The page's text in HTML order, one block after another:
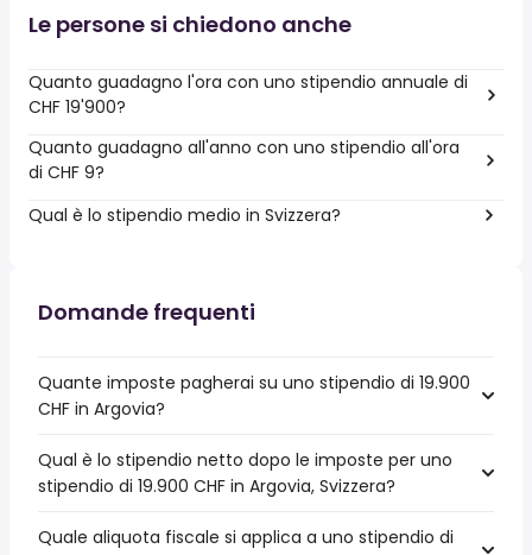
Le persone si chiedono anche
Quanto guadagno l'ora con uno stipendio annuale di
CHF 19'900?
Quanto guadagno all'anno con uno stipendio all'ora
di CHF 9?
Qual è lo stipendio medio in Svizzera?
Domande frequenti
Quante imposte pagherai su uno stipendio di 19.900
CHF in Argovia?
Qual è lo stipendio netto dopo le imposte per uno
stipendio di 19.900 CHF in Argovia, Svizzera?
Quale aliquota fiscale si applica a uno stipendio di